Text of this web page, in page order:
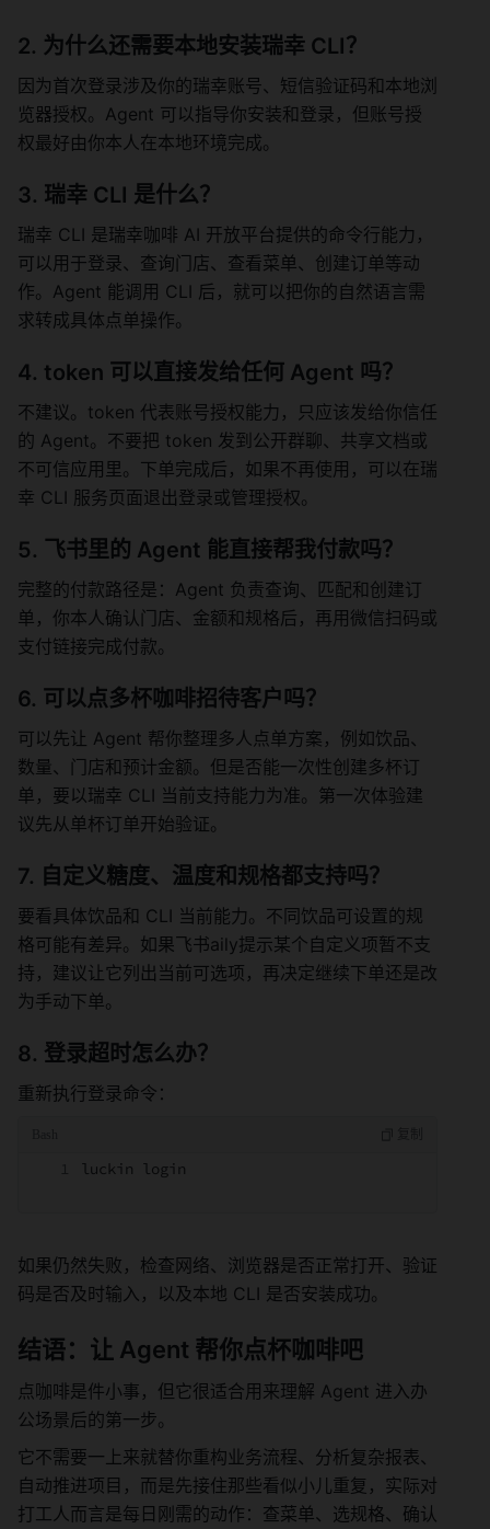
2. 为什么还需要本地安装瑞幸 CLI？
因为首次登录涉及你的瑞幸账号、短信验证码和本地浏
览器授权。Agent 可以指导你安装和登录，但账号授
权最好由你本人在本地环境完成。
3. 瑞幸 CLI 是什么？
瑞幸 CLI 是瑞幸咖啡 AI 开放平台提供的命令行能力，
可以用于登录、查询门店、查看菜单、创建订单等动
作。Agent 能调用 CLI 后，就可以把你的自然语言需
求转成具体点单操作。
4. token 可以直接发给任何 Agent 吗？
不建议。token 代表账号授权能力，只应该发给你信任
的 Agent。不要把 token 发到公开群聊、共享文档或
不可信应用里。下单完成后，如果不再使用，可以在瑞
幸 CLI 服务页面退出登录或管理授权。
5. 飞书里的 Agent 能直接帮我付款吗？
完整的付款路径是：Agent 负责查询、匹配和创建订
单，你本人确认门店、金额和规格后，再用微信扫码或
支付链接完成付款。
6. 可以点多杯咖啡招待客户吗？
可以先让 Agent 帮你整理多人点单方案，例如饮品、
数量、门店和预计金额。但是否能一次性创建多杯订
单，要以瑞幸 CLI 当前支持能力为准。第一次体验建
议先从单杯订单开始验证。
7. 自定义糖度、温度和规格都支持吗？
要看具体饮品和 CLI 当前能力。不同饮品可设置的规
格可能有差异。如果飞书aily提示某个自定义项暂不支
持，建议让它列出当前可选项，再决定继续下单还是改
为手动下单。
8. 登录超时怎么办？
重新执行登录命令：
luckin login
如果仍然失败，检查网络、浏览器是否正常打开、验证
码是否及时输入，以及本地 CLI 是否安装成功。
结语：让 Agent 帮你点杯咖啡吧
点咖啡是件小事，但它很适合用来理解 Agent 进入办
公场景后的第一步。
它不需要一上来就替你重构业务流程、分析复杂报表、
自动推进项目，而是先接住那些看似小儿重复，实际对
打工人而言是每日刚需的动作：查菜单、选规格、确认